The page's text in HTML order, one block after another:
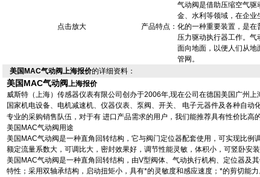
点击放大 产品特点：
气动阀是借助压缩空气驱
金、水利等领域，在企业
化的一种重要装置，是在
压力驱动执行器工作。
面向地面，以便人们从地
管网。
美国MAC气动阀上海报价的详细资料：
美国MAC气动阀上海报价
威斯特（上海）传感器仪表有限公司创办于2006年,现在公司在德国美国广州
国家机电设备、电机减速机、仪器仪表、泵阀、开关、 电子元器件及各种自动
专业的采购销售队伍，对于有 进口产品需求的用户，我们能推荐具有性价比高
美国MAC气动阀用途
美国MAC气动阀是一种直角回转结构，它与阀门定位器配套使用，可实现比例
额定流量系数大，可调比大，密封效果好，调节性能灵敏，体积小，可竖卧安
美国MAC气动阀是一种直角回转结构，由V型阀体、气动执行机构、定位器及
特性；采用双轴承结构，启动扭矩小，具有*的灵敏度和感应速度；*的剪切能力